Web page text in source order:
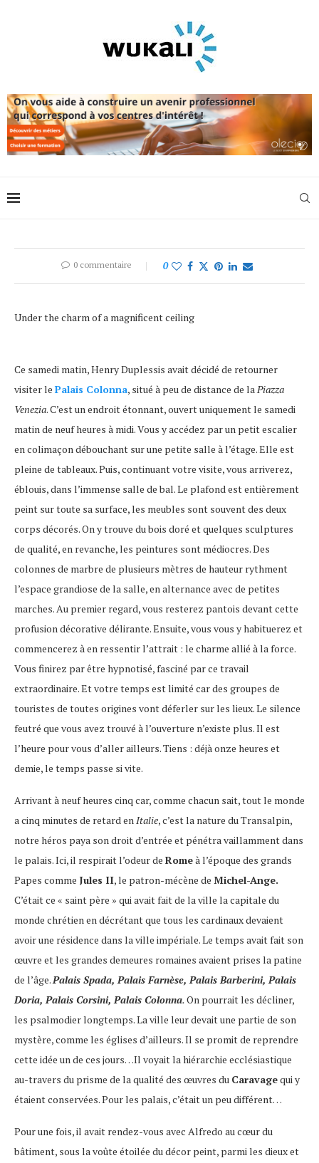
0 commentaire 0
Under the charm of a magnificent ceiling
Ce samedi matin, Henry Duplessis avait décidé de retourner
visiter le Palais Colonna, situé à peu de distance de la Piazza
Venezia. C’est un endroit étonnant, ouvert uniquement le samedi
matin de neuf heures à midi. Vous y accédez par un petit escalier
en colimaçon débouchant sur une petite salle à l’étage. Elle est
pleine de tableaux. Puis, continuant votre visite, vous arriverez,
éblouis, dans l’immense salle de bal. Le plafond est entièrement
peint sur toute sa surface, les meubles sont souvent des deux
corps décorés. On y trouve du bois doré et quelques sculptures
de qualité, en revanche, les peintures sont médiocres. Des
colonnes de marbre de plusieurs mètres de hauteur rythment
l’espace grandiose de la salle, en alternance avec de petites
marches. Au premier regard, vous resterez pantois devant cette
profusion décorative délirante. Ensuite, vous vous y habituerez et
commencerez à en ressentir l’attrait : le charme allié à la force.
Vous finirez par être hypnotisé, fasciné par ce travail
extraordinaire. Et votre temps est limité car des groupes de
touristes de toutes origines vont déferler sur les lieux. Le silence
feutré que vous avez trouvé à l’ouverture n’existe plus. Il est
l’heure pour vous d’aller ailleurs. Tiens : déjà onze heures et
demie, le temps passe si vite.
Arrivant à neuf heures cinq car, comme chacun sait, tout le monde
a cinq minutes de retard en Italie, c’est la nature du Transalpin,
notre héros paya son droit d’entrée et pénétra vaillamment dans
le palais. Ici, il respirait l’odeur de Romeà l’époque des grands
Papes comme Jules II, le patron-mécène de Michel-Ange.
C’était ce « saint père » qui avait fait de la ville la capitale du
monde chrétien en décrétant que tous les cardinaux devaient
avoir une résidence dans la ville impériale. Le temps avait fait son
œuvre et les grandes demeures romaines avaient prises la patine
de l’âge. Palais Spada, Palais Farnèse, Palais Barberini, Palais
Doria, Palais Corsini, Palais Colonna.On pourrait les décliner,
les psalmodier longtemps. La ville leur devait une partie de son
mystère, comme les églises d’ailleurs. Il se promit de reprendre
cette idée un de ces jours…Il voyait la hiérarchie ecclésiastique
au-travers du prisme de la qualité des œuvres du Caravagequi y
étaient conservées. Pour les palais, c’était un peu différent…
Pour une fois, il avait rendez-vous avec Alfredo au cœur du
bâtiment, sous la voûte étoilée du décor peint, parmi les dieux et